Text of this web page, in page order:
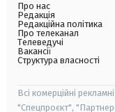
Про нас
Редакція
Редакційна політика
Про телеканал
Телеведучі
Вакансії
Структура власності
Всі комерційні
"Спецпроєкт",